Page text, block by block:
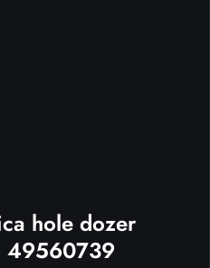
hole dozer
49560739